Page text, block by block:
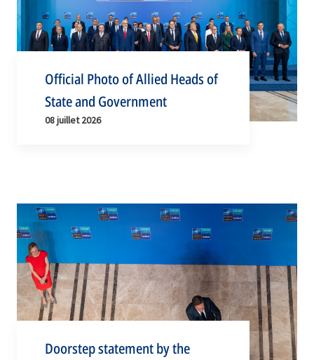
Official Photo of Allied Heads of
State and Government
08 juillet 2026
Doorstep statement by the